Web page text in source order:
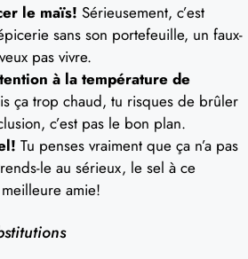
le maïs! Sérieusement, c’est
sans son portefeuille, un faux-
pas vivre.
à la température de
ça trop chaud, tu risques de brûler
c’est pas le bon plan.
Tu penses vraiment que ça n’a pas
le au sérieux, le sel à ce
amie!